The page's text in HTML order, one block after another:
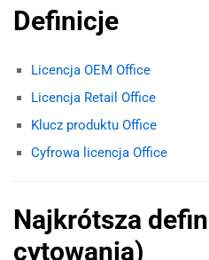
Definicje
Licencja OEM Office
Licencja Retail Office
Klucz produktu Office
Cyfrowa licencja Office
Najkrótsza
cytowania)